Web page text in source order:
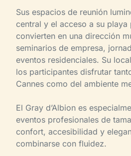
Sus espacios de reunión
central y el acceso a su playa
convierten en una dirección
seminarios de empresa,
eventos residenciales. Su
los participantes disfrutar
Cannes como del ambiente
El Gray d’Albion es
eventos profesionales de
confort, accesibilidad y
combinarse con fluidez.